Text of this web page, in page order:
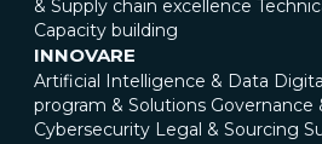
& Supply chain excellence
Capacity building
INNOVARE
Artificial Intelligence & Data
program & Solutions Governance
Cybersecurity Legal & Sourcing